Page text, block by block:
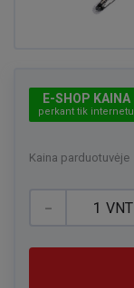
E-SHOP KAINA
perkant tik internetu
Kaina parduotuvėje
- VNT